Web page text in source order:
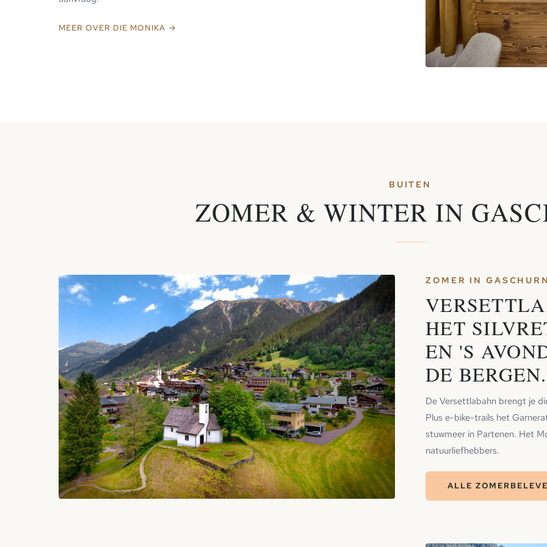
MEER OVER DIE MONIKA →
BUITEN
ZOMER & WINTER IN
ZOMER IN
HET
EN 'S
DE BERGEN.
De Versettlabahn brengt je
Plus e-bike-trails het
stuwmeer in Partenen. Het
natuurliefhebbers.
ALLE